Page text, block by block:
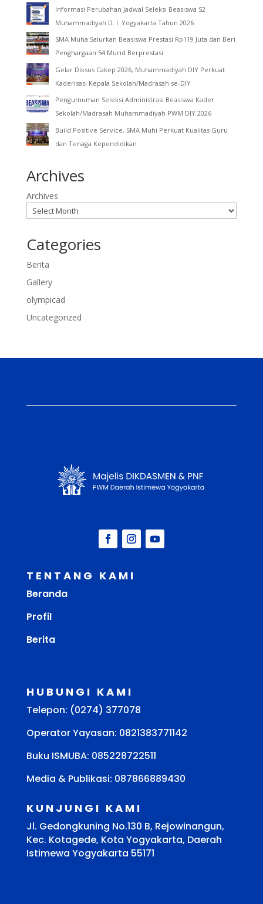
Informasi Perubahan Jadwal Seleksi Beasiswa S2
Muhammadiyah D. I. Yogyakarta Tahun 2026
SMA Muha Salurkan Beasiswa Prestasi Rp119 Juta dan Beri
Penghargaan 54 Murid Berprestasi
Gelar Diksus Cakep 2026, Muhammadiyah DIY Perkuat
Kaderisasi Kepala Sekolah/Madrasah se-DIY
Pengumuman Seleksi Administrasi Beasiswa Kader
Sekolah/Madrasah Muhammadiyah PWM DIY 2026
Build Positive Service, SMA Muhi Perkuat Kualitas Guru
dan Tenaga Kependidikan
Archives
Archives
Categories
Berita
Gallery
olympicad
Uncategorized
TENTANG KAMI
Beranda
Profil
Berita
HUBUNGI KAMI
Telepon: (0274) 377078
Operator Yayasan: 0821383771142
Buku ISMUBA: 085228722511
Media & Publikasi: 087866889430
KUNJUNGI KAMI
Jl. Gedongkuning No.130 B, Rejowinangun,
Kec. Kotagede, Kota Yogyakarta, Daerah
Istimewa Yogyakarta 55171